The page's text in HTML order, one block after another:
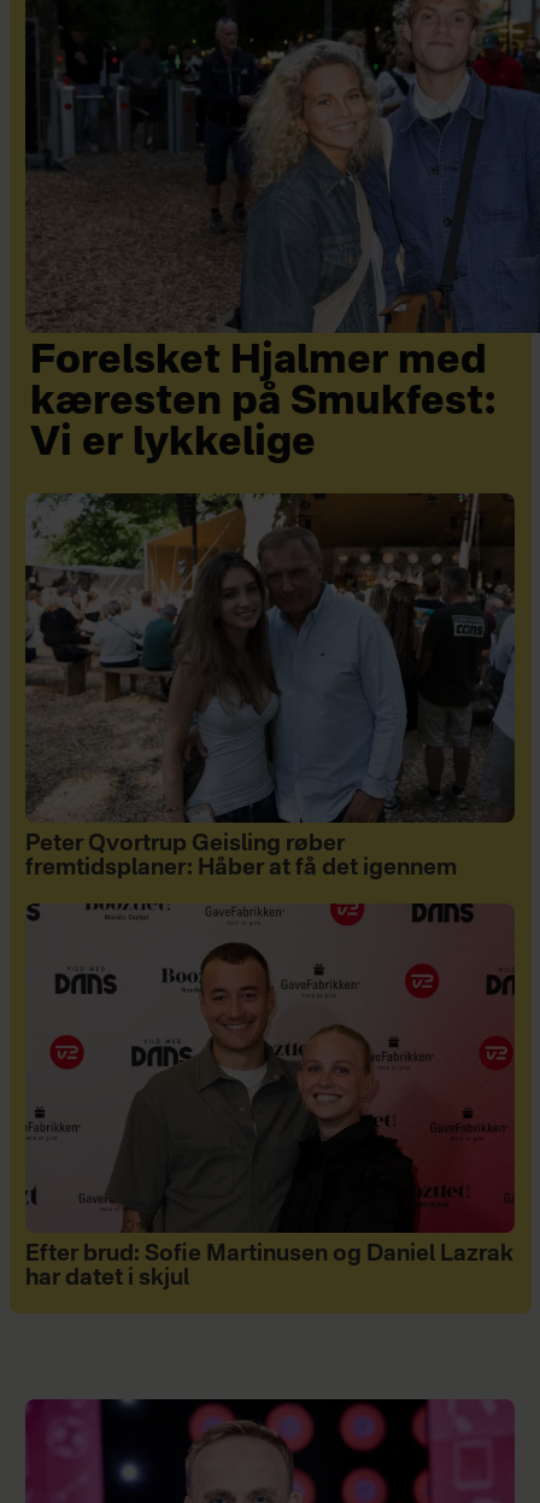
Forelsket Hjalmer med
kæresten på Smukfest:
Vi er lykkelige
Peter Qvortrup Geisling røber
fremtidsplaner: Håber at få det igennem
Efter brud: Sofie Martinusen og Daniel Lazrak
har datet i skjul